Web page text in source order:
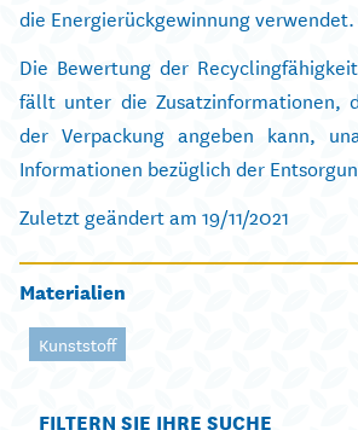
die Energierückgewinnung verwendet.
Die Bewertung der
fällt unter die Zusatzinformationen,
der Verpackung angeben kann,
Informationen bezüglich der
Zuletzt geändert am 19/11/2021
Materialien
Kunststoff
FILTERN SIE IHRE SUCHE